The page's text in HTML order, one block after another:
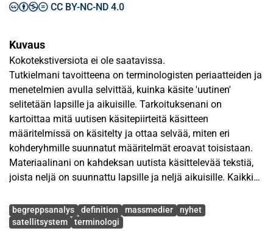
CC BY-NC-ND 4.0
Kuvaus
Kokotekstiversiota ei ole saatavissa.
Tutkielmani tavoitteena on terminologisten periaatteiden ja
menetelmien avulla selvittää, kuinka käsite 'uutinen'
selitetään lapsille ja aikuisille. Tarkoituksenani on
kartoittaa mitä uutisen käsitepiirteitä käsitteen
määritelmissä on käsitelty ja ottaa selvää, miten eri
kohderyhmille suunnatut määritelmät eroavat toisistaan.
Materiaalinani on kahdeksan uutista käsittelevää tekstiä,
joista neljä on suunnattu lapsille ja neljä aikuisille. Kaikki
Olen tehnyt tutkimusmateriaalini pohjalta satelliittimallit.
Avainsanat
begreppsanalys definition massmedier
nyhet
satellitsystem
terminologi